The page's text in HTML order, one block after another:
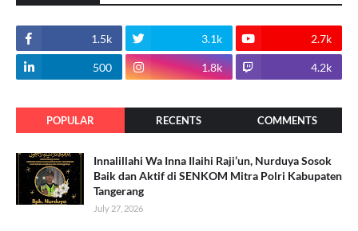
1.5k 3.1k 2.7k
500 1.8k 4.2k
POPULAR RECENTS COMMENTS
Innalillahi Wa Inna Ilaihi Raji’un, Nurduya Sosok
Baik dan Aktif di SENKOM Mitra Polri Kabupaten
Tangerang
July 27, 2026